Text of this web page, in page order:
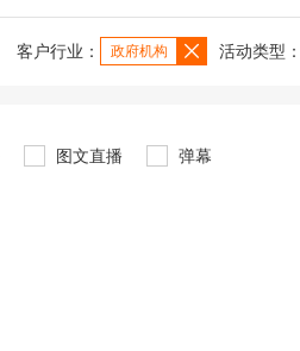
客户行业： 政府机构 活动类型：
图文直播 弹幕